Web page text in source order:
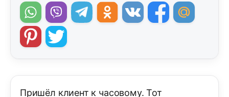
Пришёл клиент к часовому. Тот